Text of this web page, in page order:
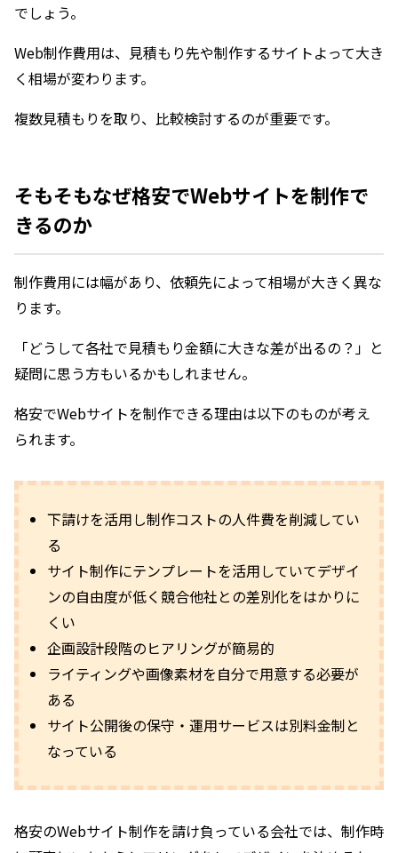
でしょう。
Web制作費用は、見積もり先や制作するサイトよって大き
く相場が変わります。
複数見積もりを取り、比較検討するのが重要です。
そもそもなぜ格安でWebサイトを制作で
きるのか
制作費用には幅があり、依頼先によって相場が大きく異な
ります。
「どうして各社で見積もり金額に大きな差が出るの？」と
疑問に思う方もいるかもしれません。
格安でWebサイトを制作できる理由は以下のものが考え
られます。
下請けを活用し制作コストの人件費を削減してい
る
サイト制作にテンプレートを活用していてデザイ
ンの自由度が低く競合他社との差別化をはかりに
くい
企画設計段階のヒアリングが簡易的
ライティングや画像素材を自分で用意する必要が
ある
サイト公開後の保守・運用サービスは別料金制と
なっている
格安のWebサイト制作を請け負っている会社では、制作時